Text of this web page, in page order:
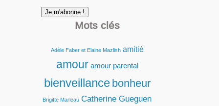
Mots clés
Adèle Faber et Elaine Mazlish amitié
amour amour parental
bienveillance bonheur
Brigitte Marleau Catherine Gueguen